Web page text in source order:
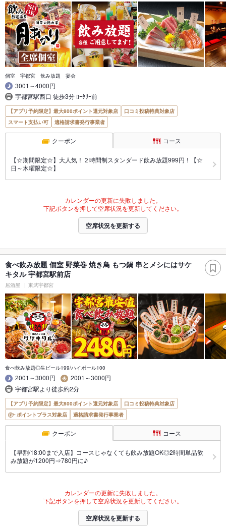
個室 宇都宮 飲み放題 宴会
3001～4000円
宇都宮駅西口 徒歩3分 ﾛｰﾀﾘｰ前
【アプリ予約限定】最大800ポイント還元対象店
口コミ投稿特典対象店
スマート支払い可
適格請求書発行事業者
クーポン コース
【☆期間限定☆】大人気！２時間制スタンダード飲み放題999円！【☆
日～木曜限定☆】
カレンダーの更新に失敗しました。
下記ボタンを押して空席状況を更新してください。
空席状況を更新する
食べ飲み放題 個室 野菜巻 焼き鳥 もつ鍋 串とメシにはサケ
キタル 宇都宮駅前店
居酒屋 東武宇都宮
食べ飲み放題◎生ビール199/ハイボール100
2001～3000円
2001～3000円
宇都宮駅より徒歩約2分
【アプリ予約限定】最大800ポイント還元対象店
口コミ投稿特典対象店
ポイントプラス対象店
適格請求書発行事業者
クーポン コース
【早割/18:00まで入店】コースじゃなくても飲み放題OK◎2時間単品飲
み放題が1200円⇒780円に♪
カレンダーの更新に失敗しました。
下記ボタンを押して空席状況を更新してください。
空席状況を更新する